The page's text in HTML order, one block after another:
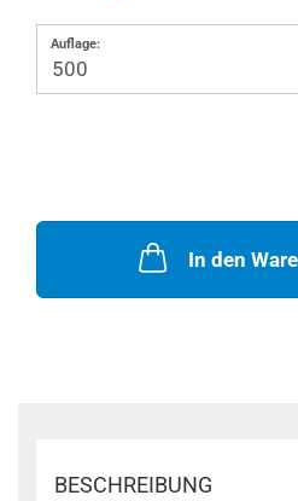
Auflage:
In den
BESCHREIBUNG